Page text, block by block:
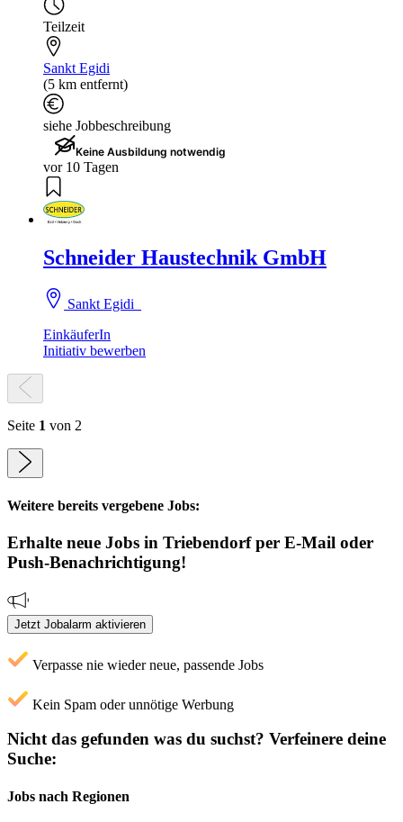
Teilzeit
Sankt Egidi
(5 km entfernt)
siehe Jobbeschreibung
Keine Ausbildung notwendig
vor 10 Tagen
Schneider Haustechnik GmbH
Sankt Egidi
EinkäuferIn
Initiativ bewerben
Seite 1 von 2
Weitere bereits vergebene Jobs:
Erhalte neue Jobs in Triebendorfper E-Mail oder
Push-Benachrichtigung!
Jetzt Jobalarm aktivieren
Verpasse nie wieder neue, passende Jobs
Kein Spam oder unnötige Werbung
Nicht das gefunden was du suchst? Verfeinere deine
Suche:
Jobs nach Regionen